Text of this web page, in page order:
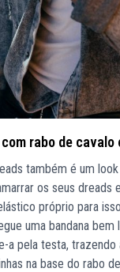
rabo de cavalo
também é um
os seus dreads
próprio para
uma bandana bem
a pela testa, trazendo
na base do rabo